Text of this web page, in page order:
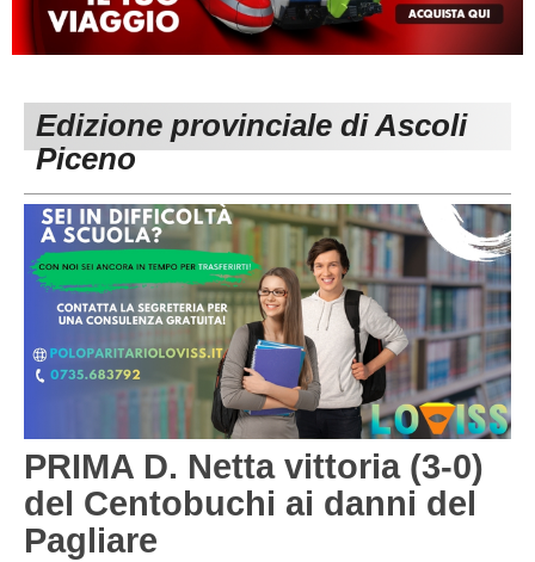
MACERATA
Carica la tua Rosa
ECCELLENZA
1^ CATEGORIA
3^ CATEGORIA
GIOVANILI
REGIONALI
Edizione provinciale di Ascoli
Piceno
PRIMA D. Netta vittoria (3-0)
del Centobuchi ai danni del
Pagliare